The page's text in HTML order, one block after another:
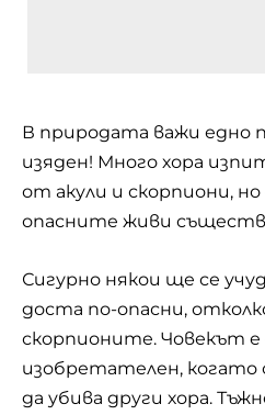
В природата важи едно
изяден! Много хора
от акули и скорпиони, но
опасните живи
Сигурно някои ще се
доста по-опасни,
скорпионите. Човекът е
изобретателен, когато
да убива други хора.